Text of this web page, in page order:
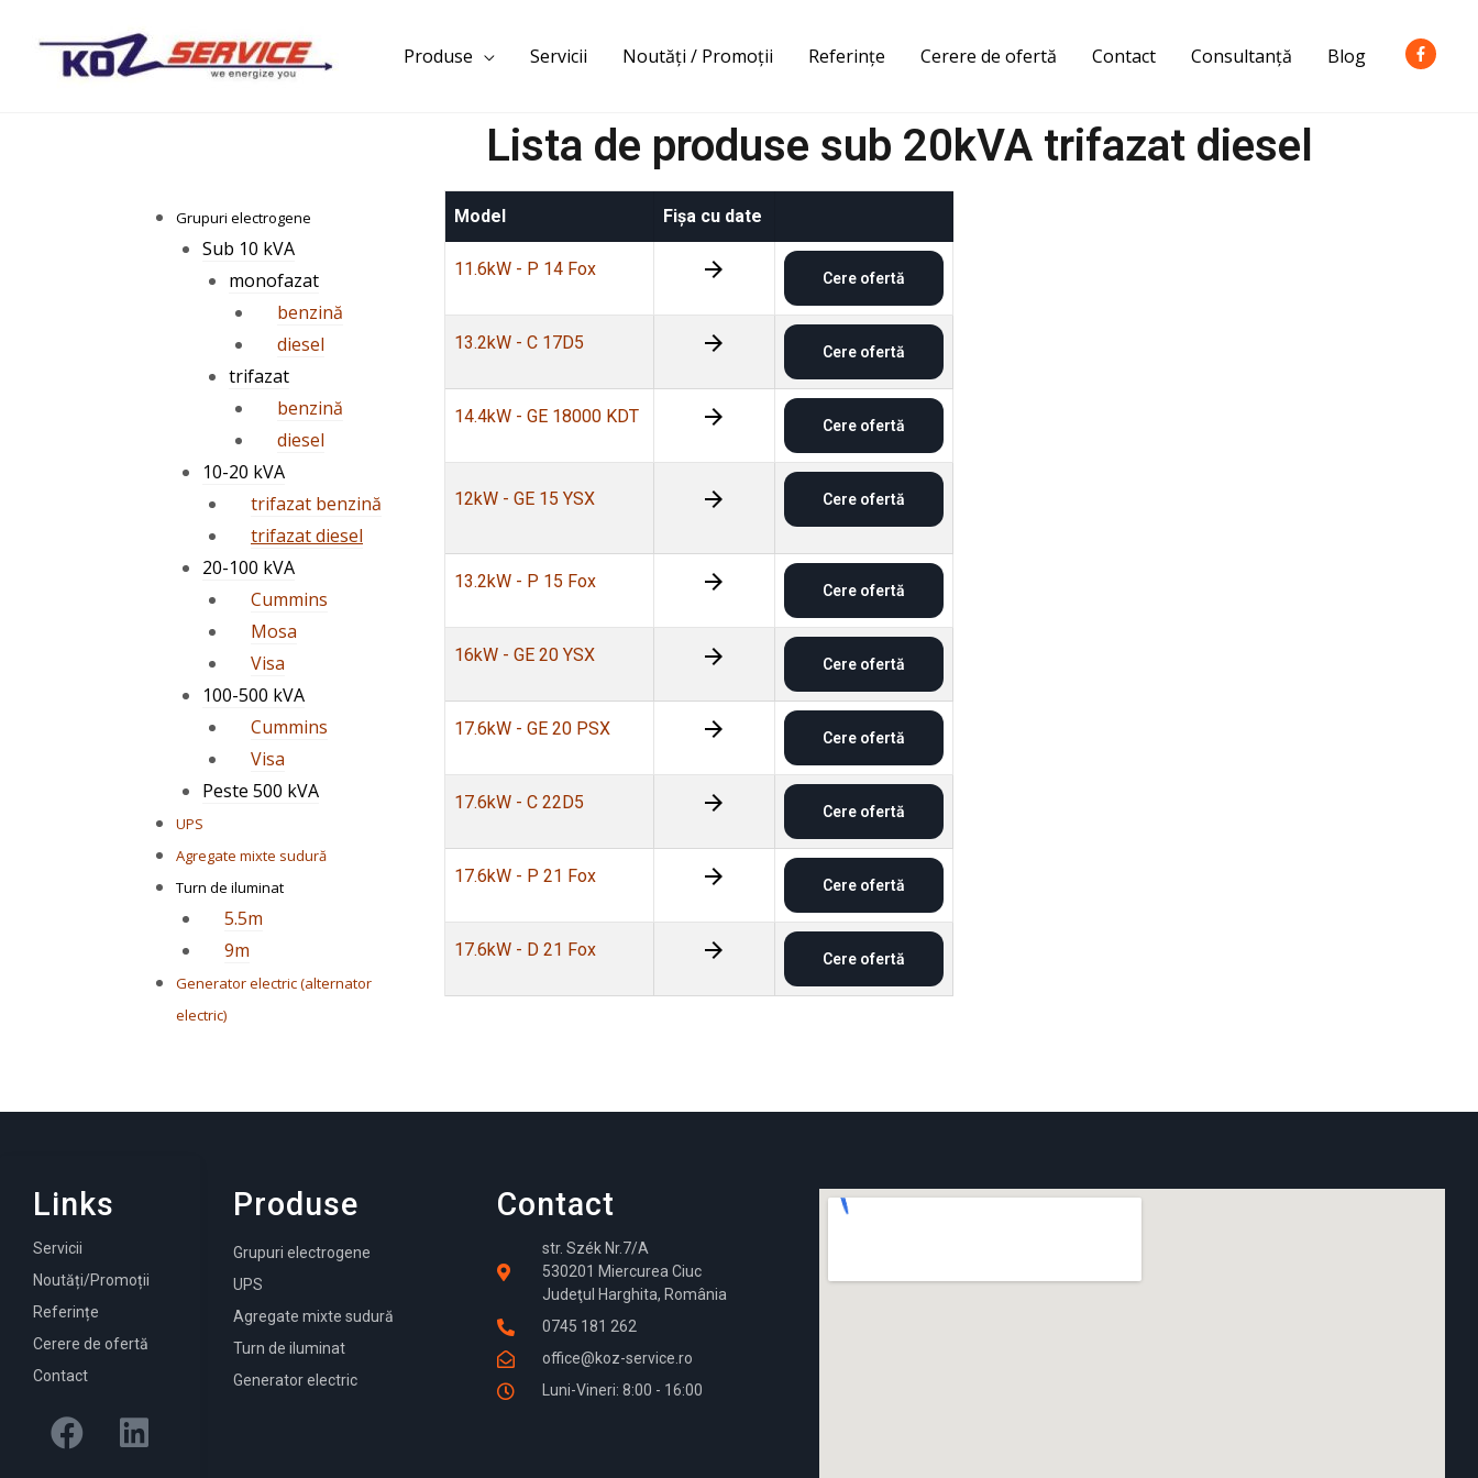
Produse Servicii Noutăți / Promoții Referințe Cerere de ofertă Contact Consultanță Blog
Grupuri electrogene
Sub 10 kVA
monofazat
benzină
diesel
trifazat
benzină
diesel
10-20 kVA
trifazat benzină
trifazat diesel
20-100 kVA
Cummins
Mosa
Visa
100-500 kVA
Cummins
Visa
Peste 500 kVA
UPS
Agregate mixte sudură
Turn de iluminat
5.5m
9m
Generator electric (alternator
electric)
Lista de produse sub 20kVA trifazat diesel
Model Fișa cu date
11.6kW - P 14 Fox Cere ofertă
13.2kW - C 17D5 Cere ofertă
14.4kW - GE 18000 KDT Cere ofertă
12kW - GE 15 YSX Cere ofertă
13.2kW - P 15 Fox Cere ofertă
16kW - GE 20 YSX Cere ofertă
17.6kW - GE 20 PSX Cere ofertă
17.6kW - C 22D5 Cere ofertă
17.6kW - P 21 Fox Cere ofertă
17.6kW - D 21 Fox Cere ofertă
Links
Servicii
Noutăți/Promoții
Referințe
Cerere de ofertă
Contact
Produse
Grupuri electrogene
UPS
Agregate mixte sudură
Turn de iluminat
Generator electric
Contact
str. Szék Nr.7/A
530201 Miercurea Ciuc
Judeţul Harghita, România
0745 181 262
office@koz-service.ro
Luni-Vineri: 8:00 - 16:00